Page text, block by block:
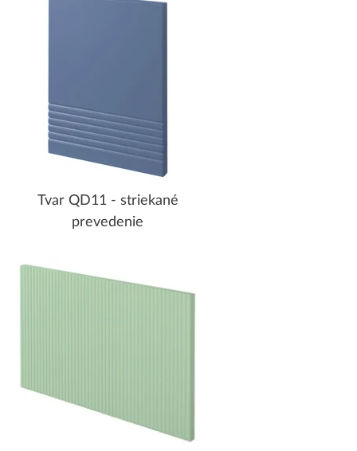
Tvar QD11 - striekané
prevedenie